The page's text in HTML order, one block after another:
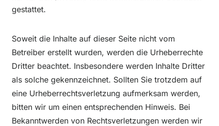
gestattet.
Soweit die Inhalte auf dieser Seite nicht vom
Betreiber erstellt wurden, werden die Urheberrechte
Dritter beachtet. Insbesondere werden Inhalte Dritter
als solche gekennzeichnet. Sollten Sie trotzdem auf
eine Urheberrechtsverletzung aufmerksam werden,
bitten wir um einen entsprechenden Hinweis. Bei
Bekanntwerden von Rechtsverletzungen werden wir